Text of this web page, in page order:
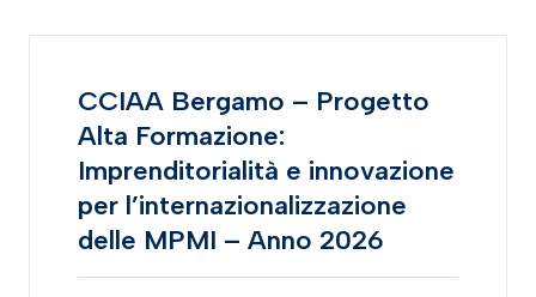
CCIAA Bergamo – Progetto
Alta Formazione:
Imprenditorialità e innovazione
per l’internazionalizzazione
delle MPMI – Anno 2026